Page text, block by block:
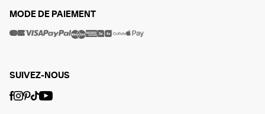
MODE DE PAIEMENT
SUIVEZ-NOUS